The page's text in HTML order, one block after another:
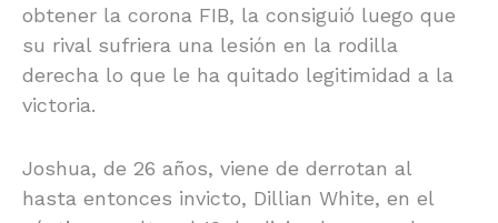
obtener la corona FIB, la consiguió luego que
su rival sufriera una lesión en la rodilla
derecha lo que le ha quitado legitimidad a la
victoria.
Joshua, de 26 años, viene de derrotan al
hasta entonces invicto, Dillian White, en el